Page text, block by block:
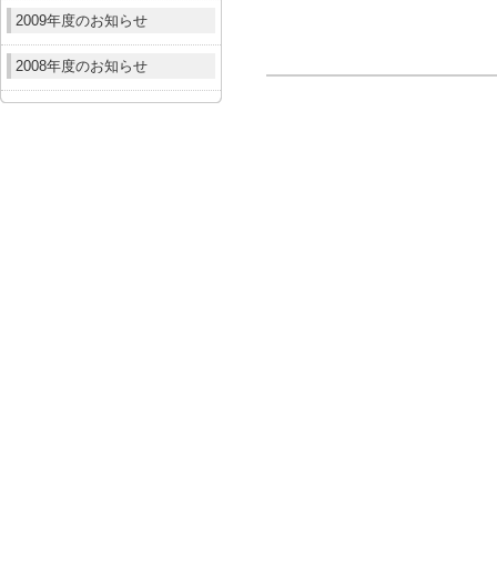
2009年度のお知らせ
2008年度のお知らせ